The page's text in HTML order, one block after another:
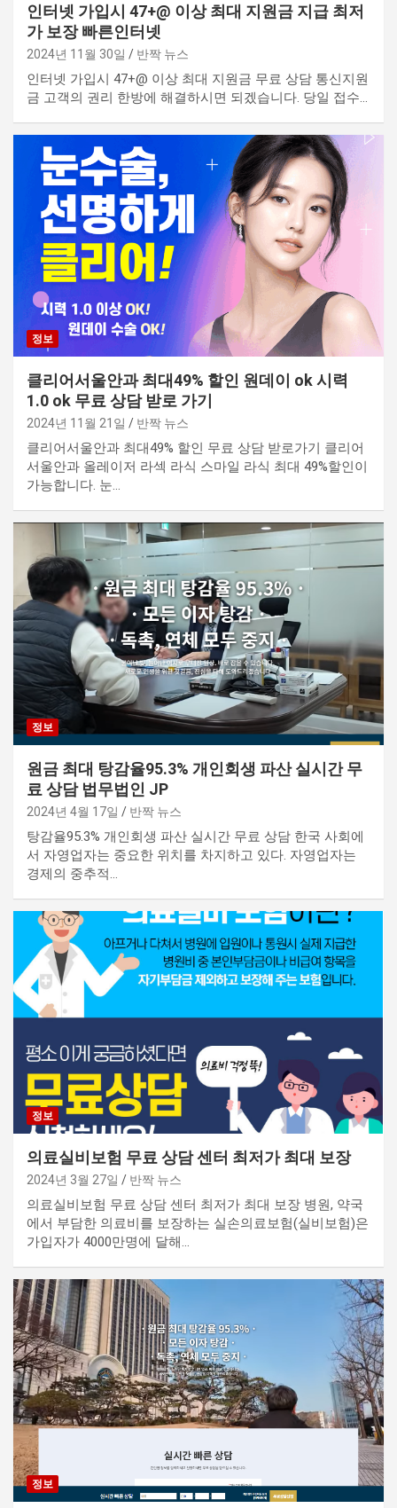
인터넷 가입시 47+@ 이상 최대 지원금 지급 최저
가 보장 빠른인터넷
2024년 11월 30일 반짝 뉴스
인터넷 가입시 47+@ 이상 최대 지원금 무료 상담 통신지원
금 고객의 권리 한방에 해결하시면 되겠습니다. 당일 접수…
정보
클리어서울안과 최대49% 할인 원데이 ok 시력
1.0 ok 무료 상담 받로 가기
2024년 11월 21일 반짝 뉴스
클리어서울안과 최대49% 할인 무료 상담 받로가기 클리어
서울안과 올레이저 라섹 라식 스마일 라식 최대 49%할인이
가능합니다. 눈…
정보
원금 최대 탕감율95.3% 개인회생 파산 실시간 무
료 상담 법무법인 JP
2024년 4월 17일 반짝 뉴스
탕감율95.3% 개인회생 파산 실시간 무료 상담 한국 사회에
서 자영업자는 중요한 위치를 차지하고 있다. 자영업자는
경제의 중추적…
정보
의료실비보험 무료 상담 센터 최저가 최대 보장
2024년 3월 27일 반짝 뉴스
의료실비보험 무료 상담 센터 최저가 최대 보장 병원, 약국
에서 부담한 의료비를 보장하는 실손의료보험(실비보험)은
가입자가 4000만명에 달해…
정보